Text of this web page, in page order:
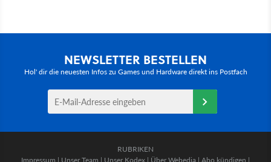
NEWSLETTER BESTELLEN
Hol' dir die neuesten Infos zu Games und Hardware direkt ins Postfach
RUBRIKEN